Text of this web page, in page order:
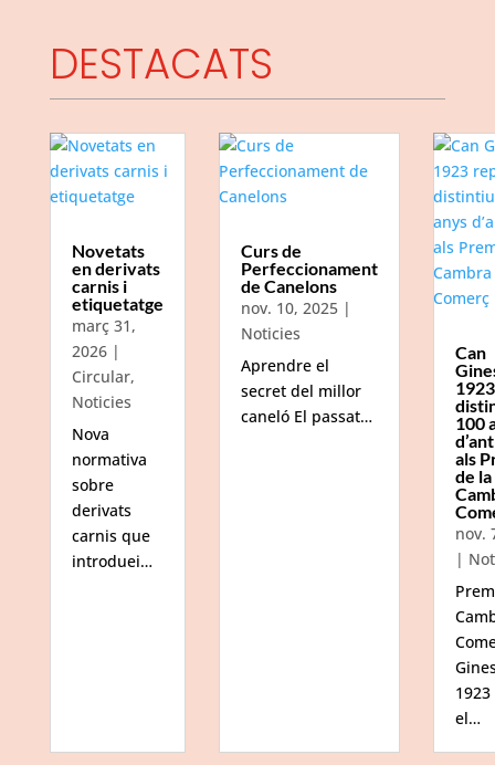
DESTACATS
Novetats
en derivats
carnis i
etiquetatge
març 31,
2026|
Circular,
Noticies
Nova
normativa
sobre
derivats
carnis que
introduei…
Curs de
Perfeccionament
de Canelons
nov. 10, 2025|
Noticies
Aprendre el
secret del millor
caneló El passat…
Can
100
als
de la
nov.
|
el…